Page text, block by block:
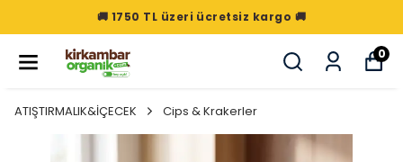
🚚 1750 TL üzeri ücretsiz kargo 🚚
0
ATIŞTIRMALIK&İÇECEK Cips & Krakerler